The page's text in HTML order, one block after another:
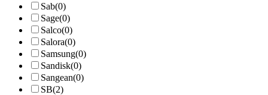
Sab(0)
Sage(0)
Salco(0)
Salora(0)
Samsung(0)
Sandisk(0)
Sangean(0)
SB(2)